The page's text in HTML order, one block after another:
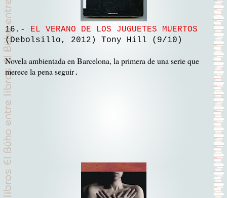
16.- EL VERANO DE LOS JUGUETES MUERTOS
(Debolsillo, 2012) Tony Hill (9/10)
Novela ambientada en Barcelona, la primera de una serie que
merece la pena seguir.